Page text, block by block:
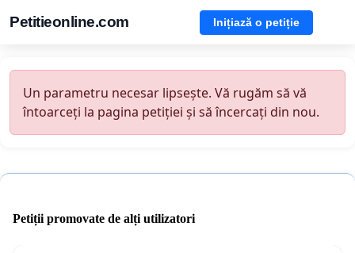
Petitieonline.com Inițiază o petiție
Un parametru necesar lipsește. Vă rugăm să vă
întoarceți la pagina petiției și să încercați din nou.
Petiții promovate de alți utilizatori